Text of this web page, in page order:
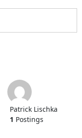
Patrick Lischka
1 Postings